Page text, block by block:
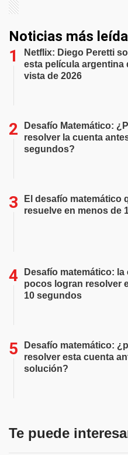
Noticias más
Netflix: Diego Peretti
esta película argentina
vista de 2026
Desafío Matemático:
resolver la cuenta
segundos?
El desafío matemático
resuelve en menos de
Desafío matemático:
pocos logran resolver
10 segundos
Desafío matemático:
resolver esta cuenta
solución?
Te puede